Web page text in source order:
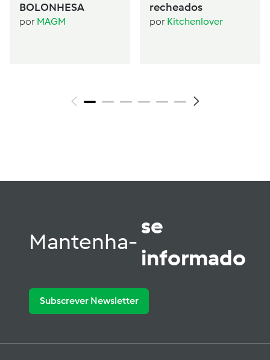
BOLONHESA
por MAGM
recheados
por Kitchenlover
Mantenha-
se
informado
Subscrever Newsletter